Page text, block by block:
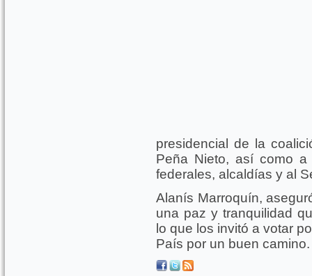
presidencial de la
Peña Nieto, así como a
federales, alcaldías y al
Alanís Marroquín,
una paz y tranquilidad
lo que los invitó a votar
País por un buen